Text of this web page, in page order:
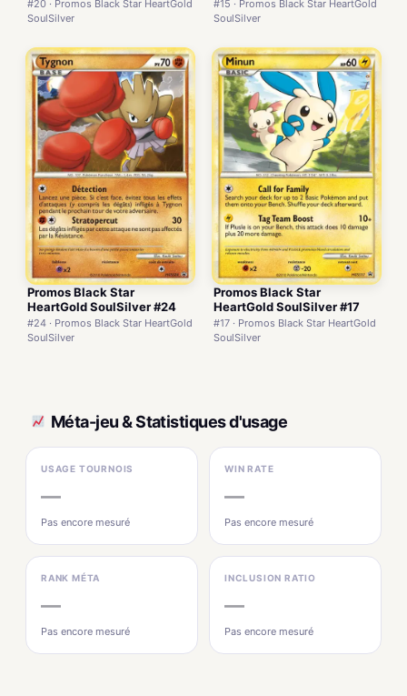
#20 · Promos Black Star HeartGold
SoulSilver
#15 · Promos Black Star HeartGold
SoulSilver
Promos Black Star
HeartGold SoulSilver #24
#24 · Promos Black Star HeartGold
SoulSilver
Promos Black Star
HeartGold SoulSilver #17
#17 · Promos Black Star HeartGold
SoulSilver
Méta-jeu & Statistiques d'usage
USAGE TOURNOIS
—
Pas encore mesuré
WIN RATE
—
Pas encore mesuré
RANK MÉTA
—
Pas encore mesuré
INCLUSION RATIO
—
Pas encore mesuré